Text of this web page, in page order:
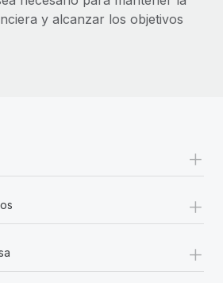
y alcanzar los objetivos
+
+
+